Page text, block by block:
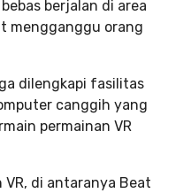
berjalan di area
mengganggu orang
dilengkapi fasilitas
canggih yang
permainan VR
di antaranya Beat